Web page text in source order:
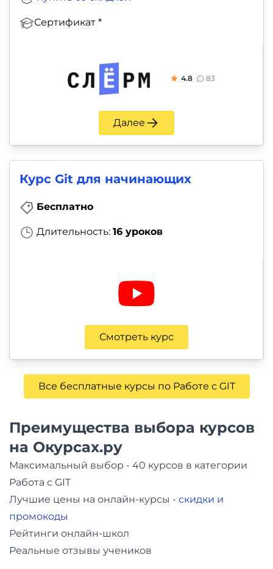
Сертификат *
4.8 83
Далее
Курс Git для начинающих
Бесплатно
Длительность: 16 уроков
Смотреть курс
Все бесплатные курсы по Работе с GIT
Преимущества выбора курсов
на Окурсах.ру
Максимальный выбор - 40 курсов в категории
Работа с GIT
Лучшие цены на онлайн-курсы - скидки и
промокоды
Рейтинги онлайн-школ
Реальные отзывы учеников